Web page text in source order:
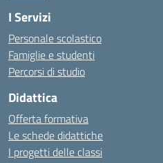
I Servizi
Personale scolastico
Famiglie e studenti
Percorsi di studio
Didattica
Offerta formativa
Le schede didattiche
I progetti delle classi